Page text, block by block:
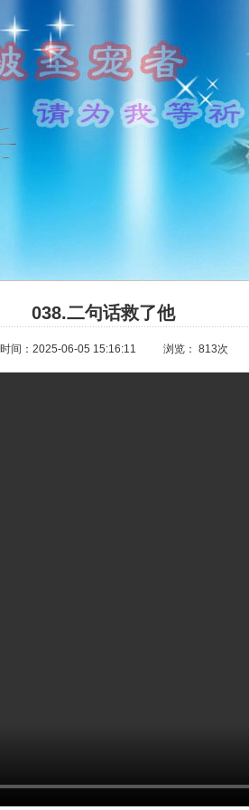
038.二句话救了他
时间：2025-06-05 15:16:11 浏览： 813次